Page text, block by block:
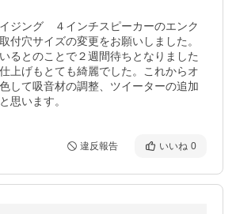
ジング　４インチスピーカーのエンク
付穴サイズの変更をお願いしました。
るとのことで２週間待ちとなりました
上げもとても綺麗でした。これからオ
して吸音材の調整、ツイーターの追加
思います。
違反報告 いいね 0